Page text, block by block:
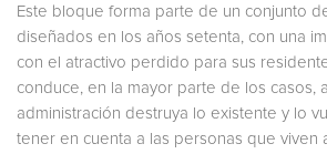
Este bloque forma parte de un conjunto
diseñados en los años setenta, con una
con el atractivo perdido para sus
conduce, en la mayor parte de los casos,
administración destruya lo existente y lo
tener en cuenta a las personas que viven